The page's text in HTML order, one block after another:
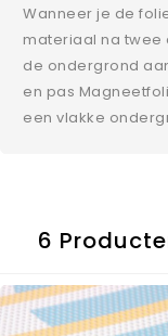
Wanneer je de
materiaal na
de ondergrond
en pas
een vlakke
6